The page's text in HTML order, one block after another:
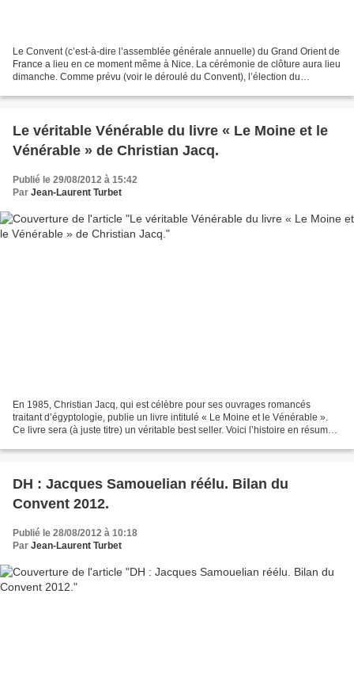
Le Convent (c’est-à-dire l’assemblée générale annuelle) du Grand Orient de
France a lieu en ce moment même à Nice. La cérémonie de clôture aura lieu
dimanche. Comme prévu (voir le déroulé du Convent), l’élection du
Le véritable Vénérable du livre « Le Moine et le
Vénérable » de Christian Jacq.
Publié le 29/08/2012 à 15:42
Par Jean-Laurent Turbet
En 1985, Christian Jacq, qui est célèbre pour ses ouvrages romancés
traitant d’égyptologie, publie un livre intitulé « Le Moine et le Vénérable ».
Ce livre sera (à juste titre) un véritable best seller. Voici l’histoire en résumé :
DH : Jacques Samouelian réélu. Bilan du
Convent 2012.
Publié le 28/08/2012 à 10:18
Par Jean-Laurent Turbet